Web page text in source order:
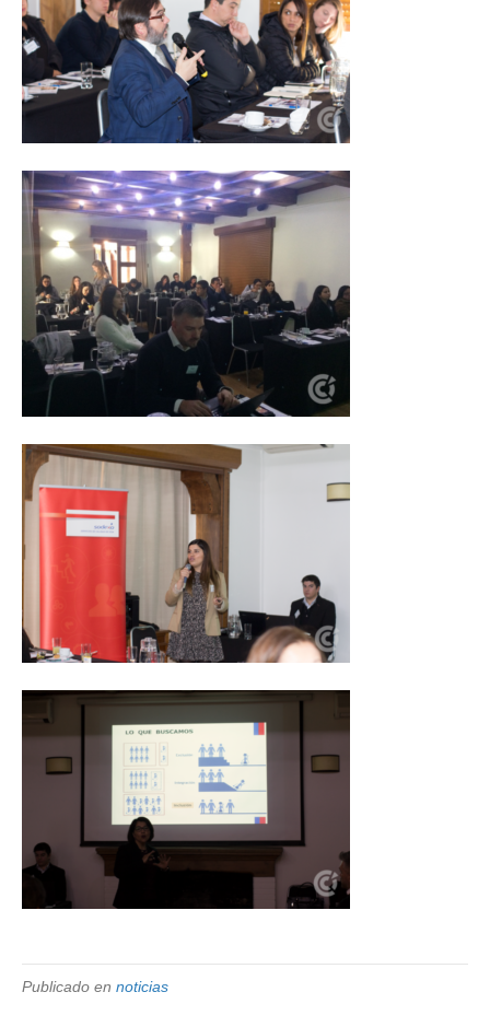
Publicado en noticias